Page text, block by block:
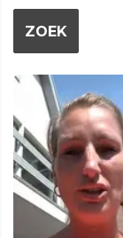
ZOEK